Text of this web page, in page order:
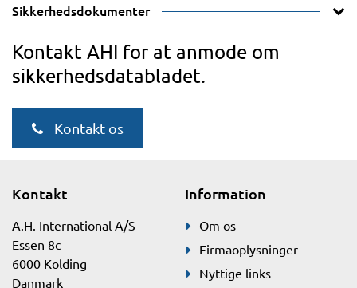
Sikkerhedsdokumenter
Kontakt AHI for at anmode om
sikkerhedsdatabladet.
Kontakt os
Kontakt
A.H. International A/S
Essen 8c
6000 Kolding
Danmark
Information
Om os
Firmaoplysninger
Nyttige links